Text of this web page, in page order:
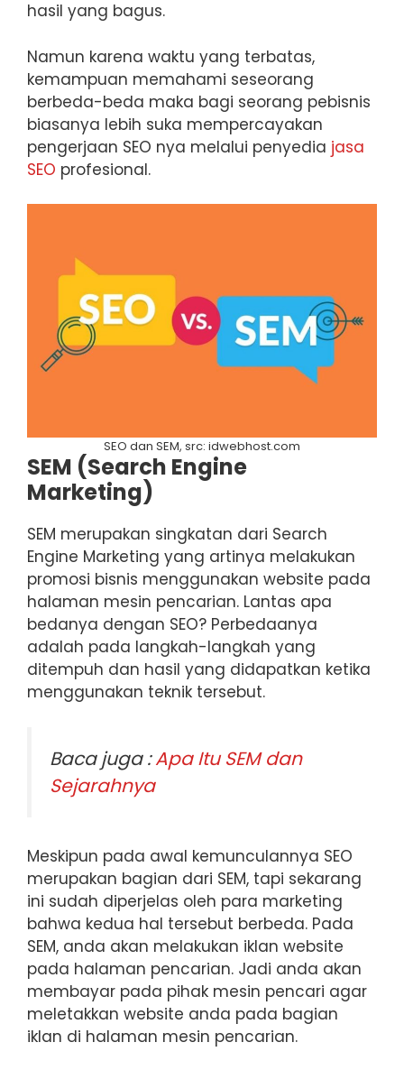
hasil yang bagus.
Namun karena waktu yang terbatas,
kemampuan memahami seseorang
berbeda-beda maka bagi seorang pebisnis
biasanya lebih suka mempercayakan
pengerjaan SEO nya melalui penyedia jasa
SEO profesional.
SEO dan SEM, src: idwebhost.com
SEM (Search Engine
Marketing)
SEM merupakan singkatan dari Search
Engine Marketing yang artinya melakukan
promosi bisnis menggunakan website pada
halaman mesin pencarian. Lantas apa
bedanya dengan SEO? Perbedaanya
adalah pada langkah-langkah yang
ditempuh dan hasil yang didapatkan ketika
menggunakan teknik tersebut.
Baca juga :Apa Itu SEM dan
Sejarahnya
Meskipun pada awal kemunculannya SEO
merupakan bagian dari SEM, tapi sekarang
ini sudah diperjelas oleh para marketing
bahwa kedua hal tersebut berbeda. Pada
SEM, anda akan melakukan iklan website
pada halaman pencarian. Jadi anda akan
membayar pada pihak mesin pencari agar
meletakkan website anda pada bagian
iklan di halaman mesin pencarian.